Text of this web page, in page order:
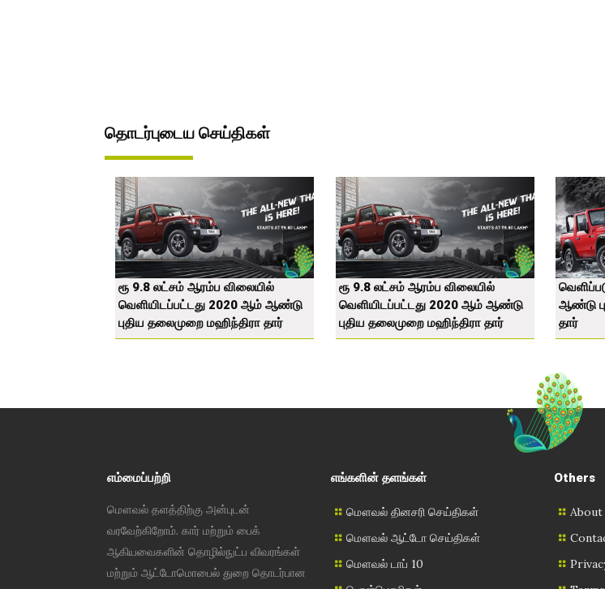
தொடர்புடைய செய்திகள்
ரூ 9.8 லட்சம் ஆரம்ப விலையில்
வெளியிடப்பட்டது 2020 ஆம் ஆண்டு
புதிய தலைமுறை மஹிந்திரா தார்
ரூ 9.8 லட்சம் ஆரம்ப விலையில்
வெளியிடப்பட்டது 2020 ஆம் ஆண்டு
புதிய தலைமுறை மஹிந்திரா தார்
ஆண்டு
தார்
எம்மைப்பற்றி
மௌவல் தளத்திற்கு அன்புடன்
வரவேற்கிறோம். கார் மற்றும் பைக்
ஆகியவைகளின் தொழில்நுட்ப விவரங்கள்
மற்றும் ஆட்டோமொபைல் துறை தொடர்பான
எங்களின் தளங்கள்
மௌவல் தினசரி செய்திகள்
மௌவல் ஆட்டோ செய்திகள்
மௌவல் டாப் 10
Others
About